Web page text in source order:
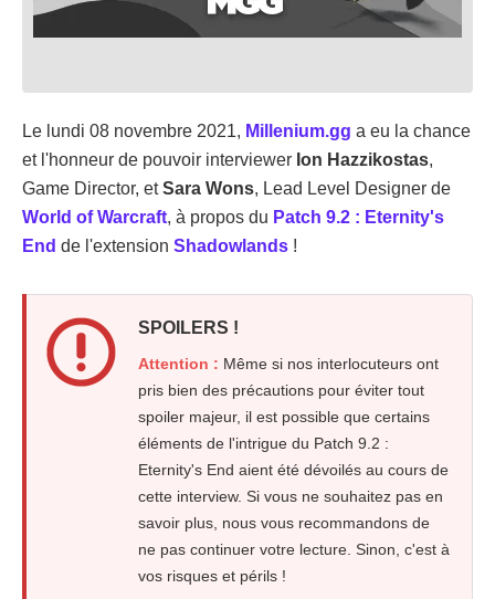
Le lundi 08 novembre 2021, Millenium.gg a eu la chance
et l'honneur de pouvoir interviewer Ion Hazzikostas,
Game Director, etSara Wons, Lead Level Designer de
World of Warcraft, à propos du Patch 9.2 : Eternity's
End de l'extension Shadowlands !
SPOILERS !
Attention : Même si nos interlocuteurs ont
pris bien des précautions pour éviter tout
spoiler majeur, il est possible que certains
éléments de l'intrigue du Patch 9.2 :
Eternity's End aient été dévoilés au cours de
cette interview. Si vous ne souhaitez pas en
savoir plus, nous vous recommandons de
ne pas continuer votre lecture. Sinon, c'est à
vos risques et périls !